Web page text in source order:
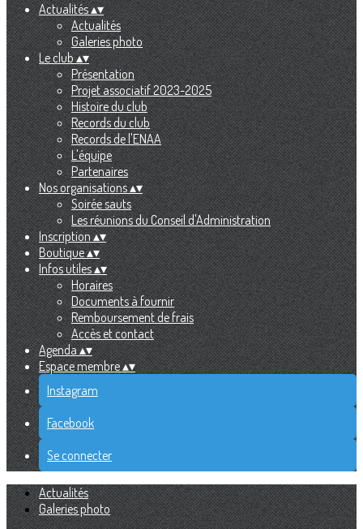
Actualités▴▾
Actualités
Galeries photo
Le club▴▾
Présentation
Projet associatif 2023-2025
Histoire du club
Records du club
Records de l'ENAA
L'équipe
Partenaires
Nos organisations▴▾
Soirée sauts
Les réunions du Conseil d'Administration
Inscription▴▾
Boutique▴▾
Infos utiles▴▾
Horaires
Documents à fournir
Remboursement de frais
Accès et contact
Agenda▴▾
Espace membre▴▾
Instagram
Facebook
Se connecter
Actualités
Galeries photo